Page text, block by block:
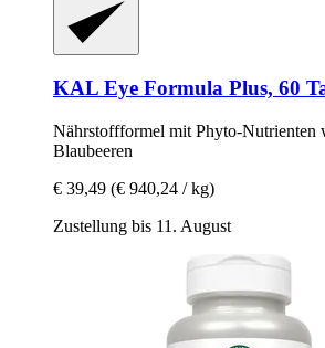
KAL Eye Formula Plus, 60
Nährstoffformel mit Phyto-​Nutrienten
Blaubeeren
€ 39,49 (€ 940,24 / kg)
Zustellung bis 11. August